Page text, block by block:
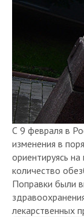
С 9 февраля в
изменения в
ориентируясь
количество
Поправки были
лекарственных